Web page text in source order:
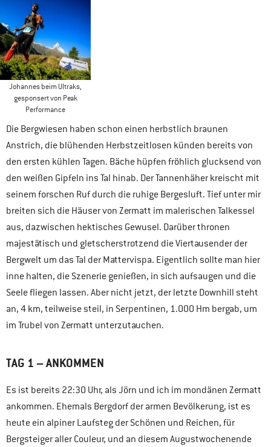
Johannes beim Ultraks,
gesponsert von Peak
Performance
Die Bergwiesen haben schon einen herbstlich braunen
Anstrich, die blühenden Herbstzeitlosen künden bereits von
den ersten kühlen Tagen. Bäche hüpfen fröhlich glucksend von
den weißen Gipfeln ins Tal hinab. Der Tannenhäher kreischt mit
seinem forschen Ruf durch die ruhige Bergesluft. Tief unter mir
breiten sich die Häuser von Zermatt im malerischen Talkessel
aus, dazwischen hektisches Gewusel. Darüber thronen
majestätisch und gletscherstrotzend die Viertausender der
Bergwelt um das Tal der Mattervispa. Eigentlich sollte man hier
inne halten, die Szenerie genießen, in sich aufsaugen und die
Seele fliegen lassen. Aber nicht jetzt, der letzte Downhill steht
an, 4 km, teilweise steil, in Serpentinen, 1.000 Hm bergab, um
im Trubel von Zermatt unterzutauchen.
TAG 1 – ANKOMMEN
Es ist bereits 22:30 Uhr, als Jörn und ich im mondänen Zermatt
ankommen. Ehemals Bergdorf der armen Bevölkerung, ist es
heute ein alpiner Laufsteg der Schönen und Reichen, für
Bergsteiger aller Couleur, und an diesem Augustwochenende